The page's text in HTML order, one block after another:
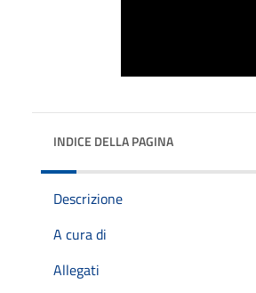
INDICE DELLA PAGINA
Descrizione
A cura di
Allegati